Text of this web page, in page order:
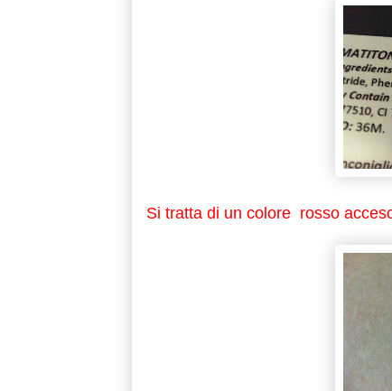
Si tratta di un colore rosso